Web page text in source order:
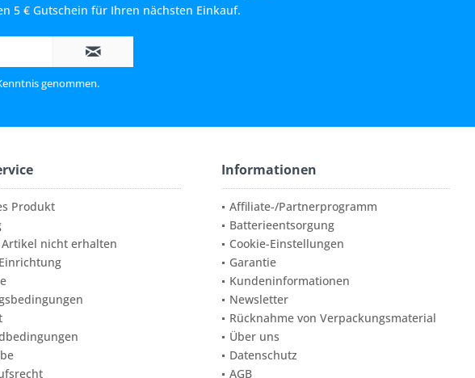
5 € Gutschein für Ihren nächsten Einkauf.
genommen.
Produkt
Artikel nicht erhalten
Informationen
Affiliate-/Partnerprogramm
Batterieentsorgung
Cookie-Einstellungen
Garantie
Kundeninformationen
Newsletter
Rücknahme von Verpackungsmaterial
Über uns
Datenschutz
AGB